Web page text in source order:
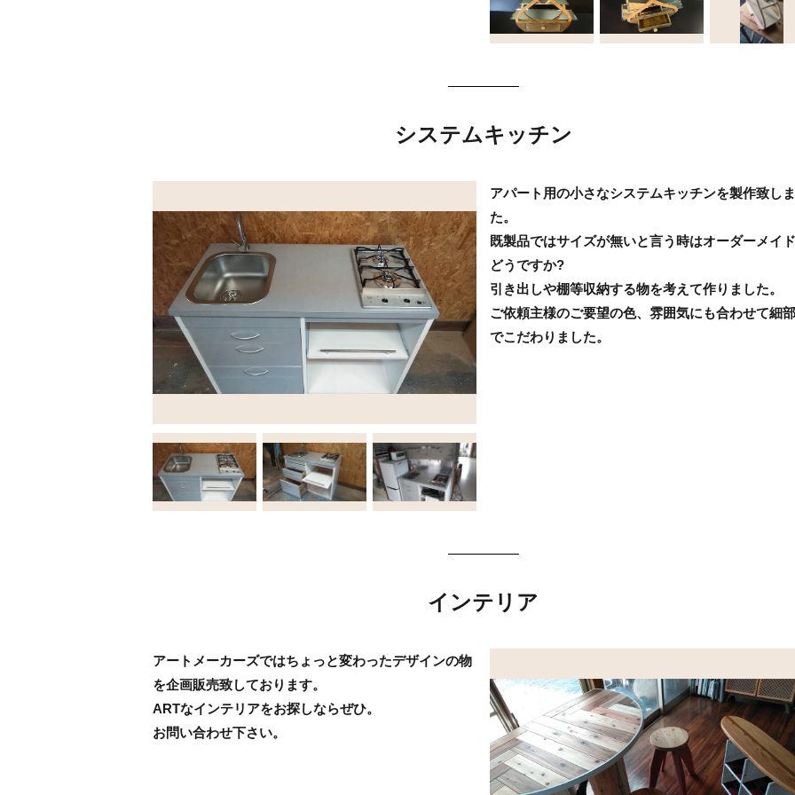
システムキッチン
アパート用の小さなシステムキッチンを製作致し
た。
既製品ではサイズが無いと言う時はオーダーメイ
どうですか?
引き出しや棚等収納する物を考えて作りました。
ご依頼主様のご要望の色、雰囲気にも合わせて細
でこだわりました。
インテリア
アートメーカーズではちょっと変わったデザインの物
を企画販売致しております。
ARTなインテリアをお探しならぜひ。
お問い合わせ下さい。